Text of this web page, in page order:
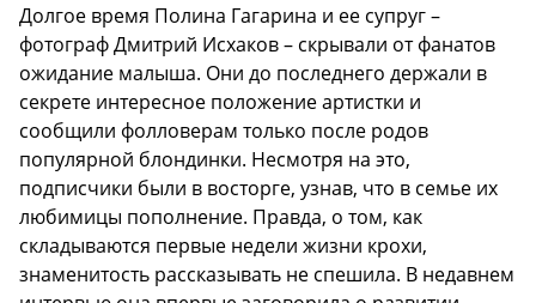
Долгое время Полина Гагарина и ее супруг –
фотограф Дмитрий Исхаков – скрывали от фанатов
ожидание малыша. Они до последнего держали в
секрете интересное положение артистки и
сообщили фолловерам только после родов
популярной блондинки. Несмотря на это,
подписчики были в восторге, узнав, что в семье их
любимицы пополнение. Правда, о том, как
складываются первые недели жизни крохи,
знаменитость рассказывать не спешила. В недавнем